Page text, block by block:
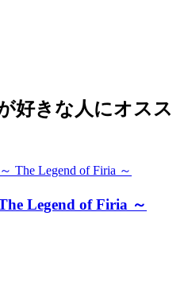
好きな人にオスス
Legend of Firia ～